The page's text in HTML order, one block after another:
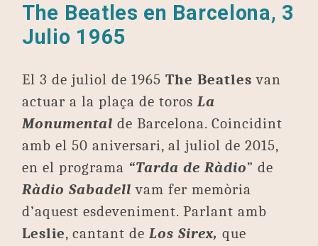
The Beatles en Barcelona, 3
Julio 1965
El 3 de juliol de 1965 The Beatlesvan
actuar a la plaça de toros La
Monumental de Barcelona. Coincidint
amb el 50 aniversari, al juliol de 2015,
en el programa “Tarda de Ràdio” de
Ràdio Sabadell vam fer memòria
d’aquest esdeveniment. Parlant amb
Leslie, cantant de Los Sirex, que